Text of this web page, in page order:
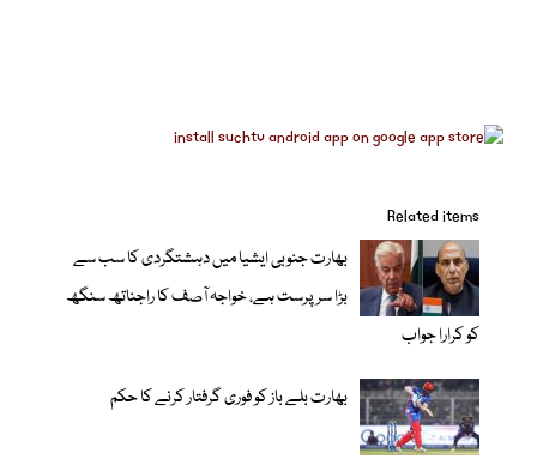
Related items
بھارت جنوبی ایشیا میں دہشتگردی کا سب سے
بڑا سرپرست ہے، خواجہ آصف کا راجناتھ سنگھ
کو کرارا جواب
بھارت بلے باز کو فوری گرفتار کرنے کا حکم